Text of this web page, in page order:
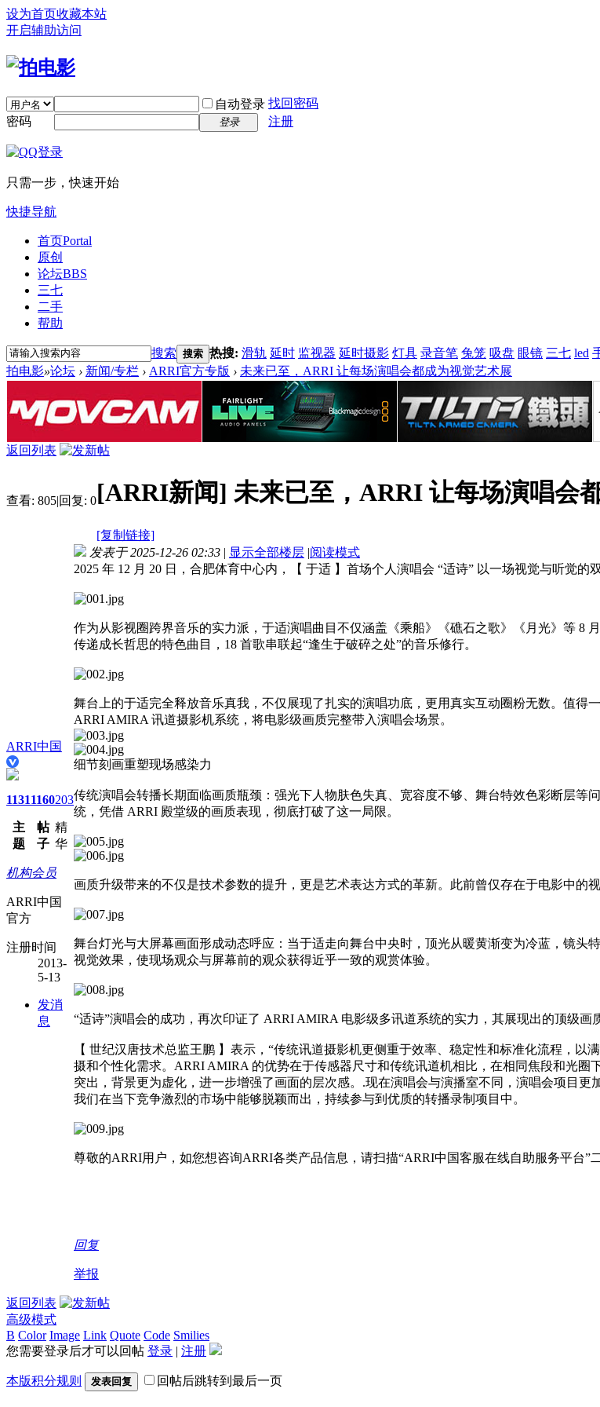
设为首页收藏本站
开启辅助访问
自动登录 找回密码
密码
登录 注册
只需一步，快速开始
快捷导航
首页Portal
原创
论坛BBS
三七
二手
帮助
搜索 搜索 热搜: 滑轨 延时 监视器 延时摄影 灯具 录音笔 兔笼 吸盘 眼镜 三七 led
拍电影»论坛 › 新闻/专栏 › ARRI官方专版 › 未来已至，ARRI 让每场演唱会都成为视觉艺术展
返回列表
查看: 805|回复: 0[ARRI新闻] 未来已至，ARRI 让每场演唱会
[复制链接]
ARRI中国
1131
主
题
1160
帖
子
203
精
华
机构会员
ARRI中国
官方
注册时间
2013-
5-13
发消
息
发表于 2025-12-26 02:33 | 显示全部楼层 |阅读模式
2025 年 12 月 20 日，合肥体育中心内，【 于适 】首场个人演唱会 “适诗” 以一场视觉与听觉的
作为从影视圈跨界音乐的实力派，于适演唱曲目不仅涵盖《乘船》《礁石之歌》《月光》等 8
传递成长哲思的特色曲目，18 首歌串联起“逢生于破碎之处”的音乐修行。
舞台上的于适完全释放音乐真我，不仅展现了扎实的演唱功底，更用真实互动圈粉无数。值得
ARRI AMIRA 讯道摄影机系统，将电影级画质完整带入演唱会场景。
细节刻画重塑现场感染力
传统演唱会转播长期面临画质瓶颈：强光下人物肤色失真、宽容度不够、舞台特效色彩断层等
统，凭借 ARRI 殿堂级的画质表现，彻底打破了这一局限。
画质升级带来的不仅是技术参数的提升，更是艺术表达方式的革新。此前曾仅存在于电影中的
舞台灯光与大屏幕画面形成动态呼应：当于适走向舞台中央时，顶光从暖黄渐变为冷蓝，镜头
视觉效果，使现场观众与屏幕前的观众获得近乎一致的观赏体验。
“适诗”演唱会的成功，再次印证了 ARRI AMIRA 电影级多讯道系统的实力，其展现出的顶级
【 世纪汉唐技术总监王鹏 】表示，“传统讯道摄影机更侧重于效率、稳定性和标准化流程，
摄和个性化需求。ARRI AMIRA 的优势在于传感器尺寸和传统讯道机相比，在相同焦段和光
突出，背景更为虚化，进一步增强了画面的层次感。.现在演唱会与演播室不同，演唱会项目
我们在当下竞争激烈的市场中能够脱颖而出，持续参与到优质的转播录制项目中。
尊敬的ARRI用户，如您想咨询ARRI各类产品信息，请扫描“ARRI中国客服在线自助服务平台”二
回复
举报
返回列表
高级模式
B Color Image Link Quote Code Smilies
您需要登录后才可以回帖 登录 | 注册
本版积分规则 发表回复 回帖后跳转到最后一页